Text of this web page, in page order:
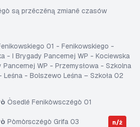
Òsedlé Fenikòwsczégò 01
Pòmòrsczégò Grifa 03 n/ż
są przëczëną zmianë czasów
01 - Fenikowskiego -
- I Brygady Pancernej WP - Kociewska
WP - Przemysłowa - Szkolna
Leśna - Bolszewo Leśna – Szkoła 02